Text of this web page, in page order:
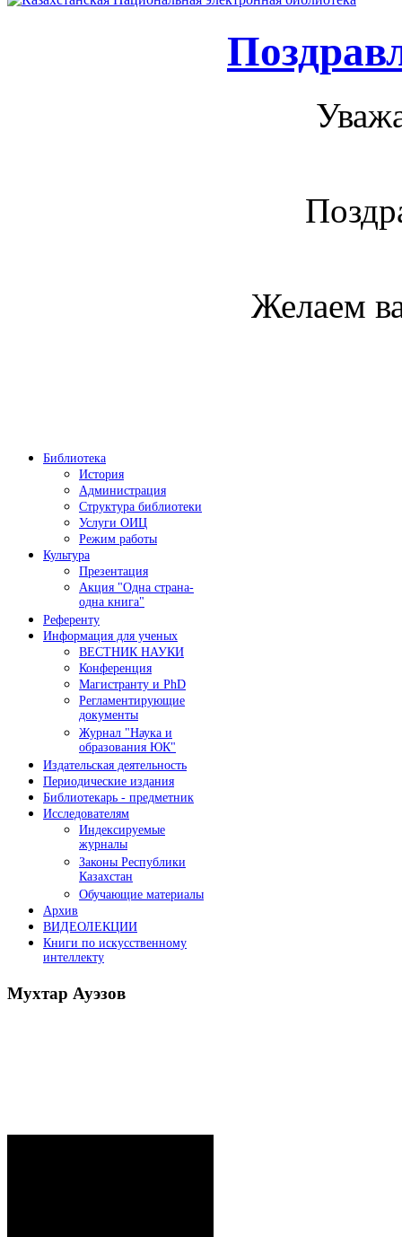
Желаем
Библиотека
История
Администрация
Структура библиотеки
Услуги ОИЦ
Режим работы
Культура
Презентация
Акция "Одна страна-
одна книга"
Референту
Информация для ученых
ВЕСТНИК НАУКИ
Конференция
Магистранту и PhD
Регламентирующие
документы
Журнал "Наука и
образования ЮК"
Издательская деятельность
Периодические издания
Библиотекарь - предметник
Исследователям
Индексируемые
журналы
Законы Республики
Казахстан
Обучающие материалы
Архив
ВИДЕОЛЕКЦИИ
Книги по искусственному
интеллекту
Мухтар Ауэзов